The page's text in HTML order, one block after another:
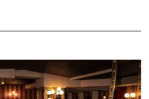
Pilar Falcón